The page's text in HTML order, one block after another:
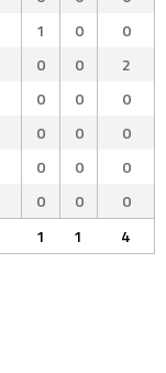
1 0
0
0 0
2
0 0
0
0 0
0
0 0
0
0 0
0
1 1 4